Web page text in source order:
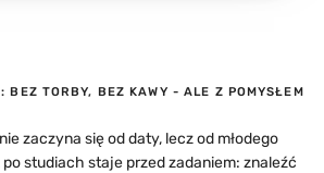
BEZ TORBY, BEZ KAWY - ALE Z POMYSŁEM
zaczyna się od daty, lecz od młodego
studiach staje przed zadaniem: znaleźć